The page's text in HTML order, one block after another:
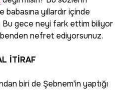
yıllardır içinde
gece neyi fark ettim biliyor
nefret ediyorsunuz.
İTİRAF
biri de Şebnem'in yaptığı